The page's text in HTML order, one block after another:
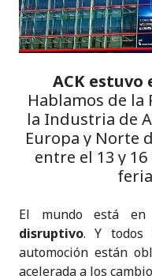
o
k
ACK estuvo
Hablamos de la
la Industria de
Europa y Norte
entre el 13 y
El mundo está
disruptivo. Y todos
automoción están
acelerada a los